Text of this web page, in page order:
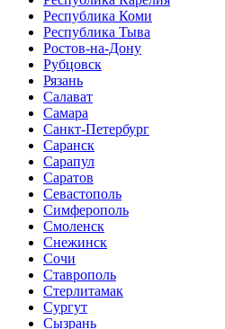
Республика Коми
Республика Тыва
Ростов-на-Дону
Рубцовск
Рязань
Салават
Самара
Санкт-Петербург
Саранск
Сарапул
Саратов
Севастополь
Симферополь
Смоленск
Снежинск
Сочи
Ставрополь
Стерлитамак
Сургут
Сызрань